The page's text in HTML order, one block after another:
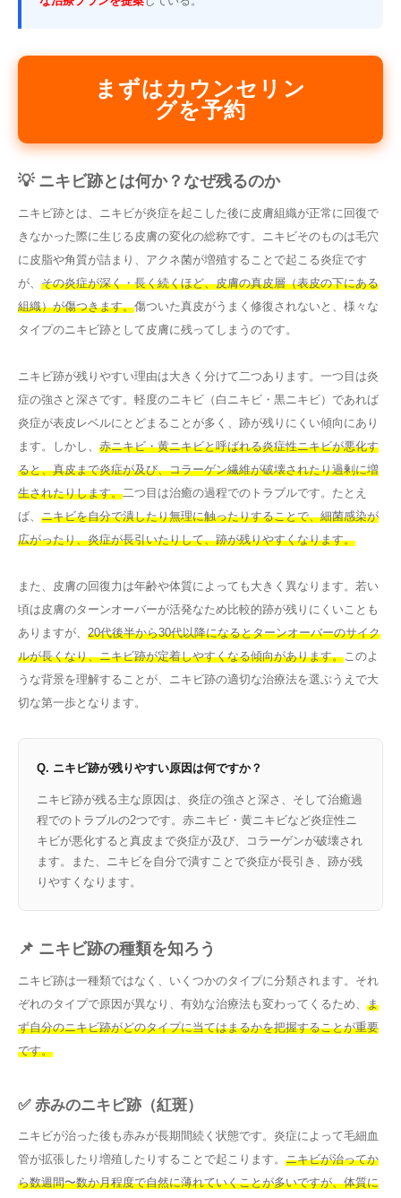
まずはカウンセリン
グを予約
💡 ニキビ跡とは何か？なぜ残るのか
ニキビ跡とは、ニキビが炎症を起こした後に皮膚組織が正常に回復で
きなかった際に生じる皮膚の変化の総称です。ニキビそのものは毛穴
に皮脂や角質が詰まり、アクネ菌が増殖することで起こる炎症です
が、 その炎症が深く・長く続くほど、皮膚の真皮層（表皮の下にある
組織）が傷つきます。傷ついた真皮がうまく修復されないと、様々な
タイプのニキビ跡として皮膚に残ってしまうのです。
ニキビ跡が残りやすい理由は大きく分けて二つあります。一つ目は炎
症の強さと深さです。軽度のニキビ（白ニキビ・黒ニキビ）であれば
炎症が表皮レベルにとどまることが多く、跡が残りにくい傾向にあり
ます。しかし、 赤ニキビ・黄ニキビと呼ばれる炎症性ニキビが悪化す
ると、真皮まで炎症が及び、コラーゲン繊維が破壊されたり過剰に増
生されたりします。二つ目は治癒の過程でのトラブルです。たとえ
ば、 ニキビを自分で潰したり無理に触ったりすることで、細菌感染が
広がったり、炎症が長引いたりして、跡が残りやすくなります。
また、皮膚の回復力は年齢や体質によっても大きく異なります。若い
頃は皮膚のターンオーバーが活発なため比較的跡が残りにくいことも
ありますが、 20代後半から30代以降になるとターンオーバーのサイク
ルが長くなり、ニキビ跡が定着しやすくなる傾向があります。このよ
うな背景を理解することが、ニキビ跡の適切な治療法を選ぶうえで大
切な第一歩となります。
Q. ニキビ跡が残りやすい原因は何ですか？
ニキビ跡が残る主な原因は、炎症の強さと深さ、そして治癒過
程でのトラブルの2つです。赤ニキビ・黄ニキビなど炎症性ニ
キビが悪化すると真皮まで炎症が及び、コラーゲンが破壊され
ます。また、ニキビを自分で潰すことで炎症が長引き、跡が残
りやすくなります。
📌 ニキビ跡の種類を知ろう
ニキビ跡は一種類ではなく、いくつかのタイプに分類されます。それ
ぞれのタイプで原因が異なり、有効な治療法も変わってくるため、 ま
ず自分のニキビ跡がどのタイプに当てはまるかを把握することが重要
です。
✅ 赤みのニキビ跡（紅斑）
ニキビが治った後も赤みが長期間続く状態です。炎症によって毛細血
管が拡張したり増殖したりすることで起こります。 ニキビが治ってか
ら数週間〜数か月程度で自然に薄れていくことが多いですが、体質に